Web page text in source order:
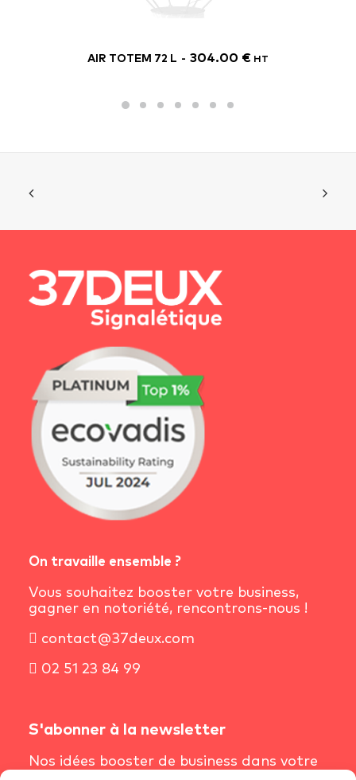
AIR TOTEM 72 L 304.00 € HT
On travaille ensemble ?
Vous souhaitez booster votre business,
gagner en notoriété, rencontrons-nous !
contact@37deux.com
02 51 23 84 99
S'abonner à la newsletter
Nos idées booster de business dans votre